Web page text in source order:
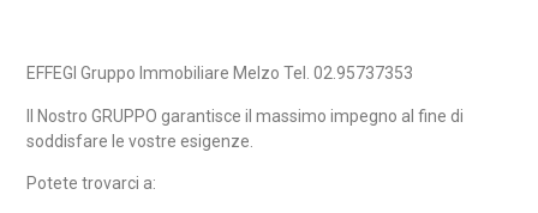
EFFEGI Gruppo Immobiliare Melzo Tel. 02.95737353
Il Nostro GRUPPO garantisce il massimo impegno al fine di
soddisfare le vostre esigenze.
Potete trovarci a: